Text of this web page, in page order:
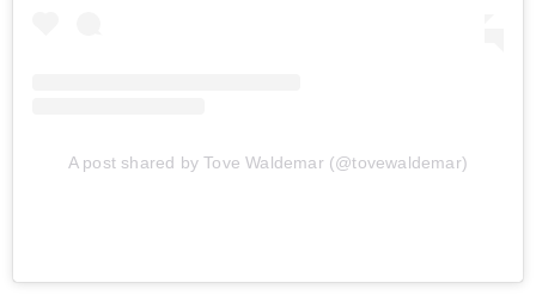
A post shared by Tove Waldemar (@tovewaldemar)